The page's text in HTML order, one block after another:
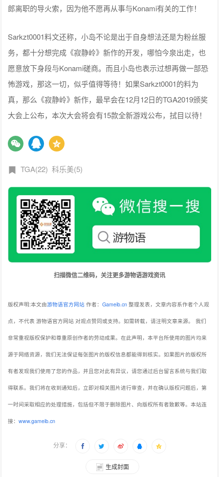
郎离职的导火索，因为他不愿再从事与Konami有关的工作！
Sarkzt0001料文还称，小岛不论是出于自身想法还是为粉丝服
务，都十分想完成《寂静岭》新作的开发，哪怕今泉出走，也
愿意放下身段与Konami磋商。而且小岛也表示过想再做一部恐
怖游戏，那这一切，似乎值得等待！如果Sarkzt0001的料为
真，那么《寂静岭》新作，最早会在12月12日的TGA2019颁奖
大会上公布，本次大会将会有15款全新游戏公布，拭目以待！
TGA(22) 科乐美(5)
扫描微信二维码，关注更多游物语游戏资讯
版权声明:本文由游物语官方网站 作者：Gameib.cn 整理发表，文章内容系作者个人观
点，不代表 游物语官方网站 对观点赞同或支持。如需转载，请注明文章来源。 我们
非常重视版权保护和尊重原创作者的劳动成果。在此声明，本平台所使用的图片均来
源于网络资源，我们无法保证每张图片的版权信息都能得到核实。如果图片的版权所
有者发现我们使用了您的作品，并且您对此有异议，请您通过后台留言系统与我们取
得联系。我们将在收到通知后，立即对相关图片进行审查，并在确认版权问题后，第
一时间采取相应的处理措施，包括但不限于删除图片、向版权所有者致歉等。本站连
接：www.gameib.cn
分享：
生成封面